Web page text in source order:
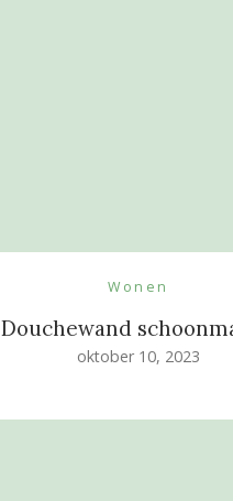
Wonen
Douchewand
oktober 10, 2023